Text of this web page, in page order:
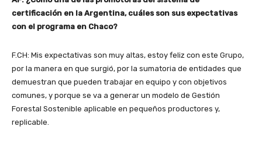
certificación en la Argentina, cuáles son sus expectativas
con el programa en Chaco?
F.CH: Mis expectativas son muy altas, estoy feliz con este Grupo,
por la manera en que surgió, por la sumatoria de entidades que
demuestran que pueden trabajar en equipo y con objetivos
comunes, y porque se va a generar un modelo de Gestión
Forestal Sostenible aplicable en pequeños productores y,
replicable.